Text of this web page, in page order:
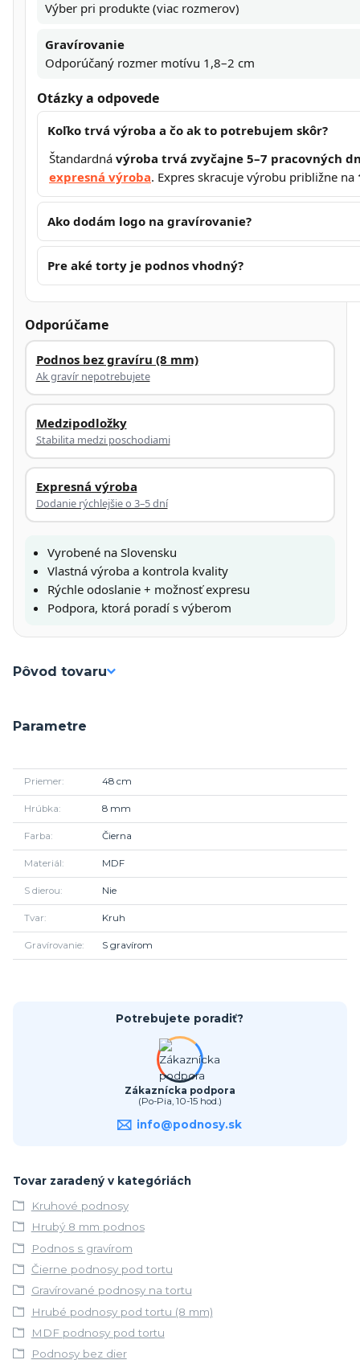
Výber pri produkte (viac rozmerov)
Gravírovanie
Odporúčaný rozmer motívu 1,8–2 cm
Otázky a odpovede
Koľko trvá výroba a čo ak to potrebujem skôr?
Štandardná výroba trvá zvyčajne 5–7 pracovných
expresná výroba. Expres skracuje výrobu približne na
Ako dodám logo na gravírovanie?
Pre aké torty je podnos vhodný?
Odporúčame
Podnos bez gravíru (8 mm)
Ak gravír nepotrebujete
Medzipodložky
Stabilita medzi poschodiami
Expresná výroba
Dodanie rýchlejšie o 3–5 dní
Vyrobené na Slovensku
Vlastná výroba a kontrola kvality
Rýchle odoslanie + možnosť expresu
Podpora, ktorá poradí s výberom
Pôvod tovaru
Parametre
Priemer 48 cm
Hrúbka 8 mm
Farba Čierna
Materiál MDF
S dierou Nie
Tvar Kruh
Gravírovanie S gravírom
Potrebujete poradiť?
Zákaznícka podpora
(Po-Pia, 10-15 hod.)
info@podnosy.sk
Tovar zaradený v kategóriách
Kruhové podnosy
Hrubý 8 mm podnos
Podnos s gravírom
Čierne podnosy pod tortu
Gravírované podnosy na tortu
Hrubé podnosy pod tortu (8 mm)
MDF podnosy pod tortu
Podnosy bez dier